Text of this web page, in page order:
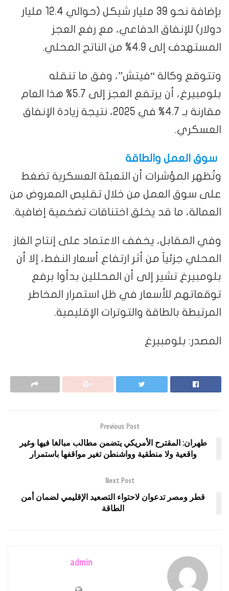
بإضافة نحو 39 مليار شيكل (حوالي 12.4 مليار
دولار) للإنفاق الدفاعي، مع رفع العجز
المستهدف إلى 4.9% من الناتج المحلي.
وتتوقع وكالة “فيتش”، وفق ما تنقله
بلومبيرغ، أن يرتفع العجز إلى 5.7% هذا العام
مقارنة بـ 4.7% في 2025، نتيجة زيادة الإنفاق
العسكري.
سوق العمل والطاقة
وتُظهر المؤشرات أن التعبئة العسكرية تضغط
على سوق العمل من خلال تقليص المعروض من
العمالة، ما قد يخلق اختناقات تضخمية إضافية.
وفي المقابل، يخفف الاعتماد على إنتاج الغاز
المحلي جزئياً من أثر ارتفاع أسعار النفط، إلا أن
بلومبيرغ تشير إلى أن المحللين بدأوا برفع
توقعاتهم للأسعار في ظل استمرار المخاطر
المرتبطة بالطاقة والتوترات الإقليمية.
المصدر: بلومبيرغ
Previous Post
طهران: المقترح الأمريكي يتضمن مطالب مبالغا فيها وغير
واقعية ولا منطقية وواشنطن تغير مواقفها باستمرار
Next Post
قطر ومصر تدعوان لاحتواء التصعيد الإقليمي لضمان أمن
الطاقة
admin